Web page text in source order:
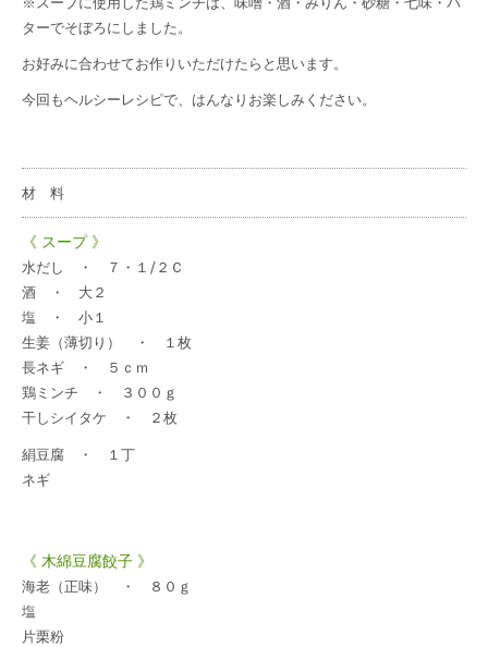
ターでそぼろにしました。
お好みに合わせてお作りいただけたらと思います。
今回もヘルシーレシピで、はんなりお楽しみください。
材 料
《 スープ 》
水だし ・ ７・１/２Ｃ
酒 ・ 大２
塩 ・ 小１
生姜（薄切り） ・ １枚
長ネギ ・ ５ｃｍ
鶏ミンチ ・ ３００ｇ
干しシイタケ ・ ２枚
絹豆腐 ・ １丁
ネギ
《 木綿豆腐餃子 》
海老（正味） ・ ８０ｇ
塩
片栗粉